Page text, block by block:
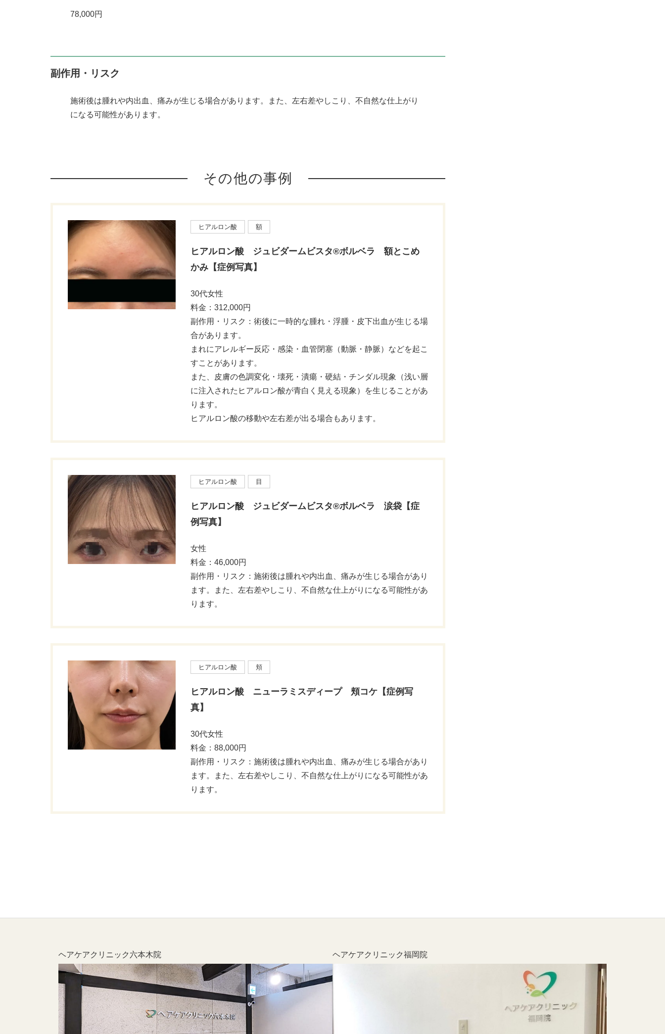
78,000円
副作用・リスク
施術後は腫れや内出血、痛みが生じる場合があります。また、左右差やしこり、不自然な仕上がり
になる可能性があります。
その他の事例
ヒアルロン酸 額
ヒアルロン酸 ジュビダームビスタ®ボルベラ 額とこめ
かみ【症例写真】
30代女性
料金：312,000円
副作用・リスク：術後に一時的な腫れ・浮腫・皮下出血が生じる場
合があります。
まれにアレルギー反応・感染・血管閉塞（動脈・静脈）などを起こ
すことがあります。
また、皮膚の色調変化・壊死・潰瘍・硬結・チンダル現象（浅い層
に注入されたヒアルロン酸が青白く見える現象）を生じることがあ
ります。
ヒアルロン酸の移動や左右差が出る場合もあります。
ヒアルロン酸 目
ヒアルロン酸 ジュビダームビスタ®ボルベラ 涙袋【症
例写真】
女性
料金：46,000円
副作用・リスク：施術後は腫れや内出血、痛みが生じる場合があり
ます。また、左右差やしこり、不自然な仕上がりになる可能性があ
ります。
ヒアルロン酸 頬
ヒアルロン酸 ニューラミスディープ 頬コケ【症例写
真】
30代女性
料金：88,000円
副作用・リスク：施術後は腫れや内出血、痛みが生じる場合があり
ます。また、左右差やしこり、不自然な仕上がりになる可能性があ
ります。
六本木院 福岡院
六本木院 福岡院
六本木院
ヘアケアクリニック六本木院 ヘアケアクリニック福岡院